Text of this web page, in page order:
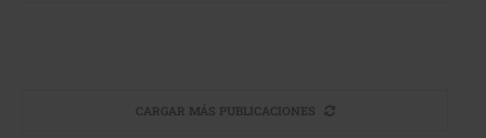
CARGAR MÁS PUBLICACIONES